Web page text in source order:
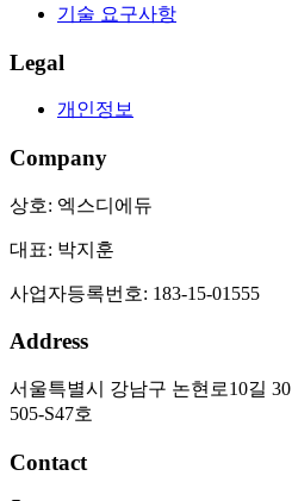
기술 요구사항
Legal
개인정보
Company
상호: 엑스디에듀
대표: 박지훈
사업자등록번호: 183-15-01555
Address
서울특별시 강남구 논현로10길 30
505-S47호
Contact